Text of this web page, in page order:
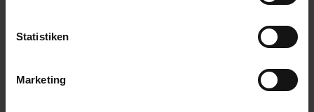
Statistiken
Marketing
+
+ € 6,90